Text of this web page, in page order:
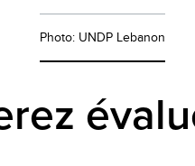
Photo: UNDP Lebanon